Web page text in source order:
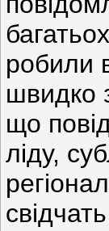
робили
швидко
що
ліду,